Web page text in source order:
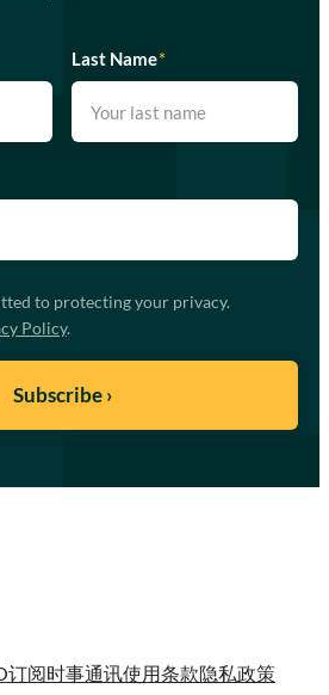
Last Name*
to protecting your privacy.
Policy.
订阅时事通讯使用条款隐私政策